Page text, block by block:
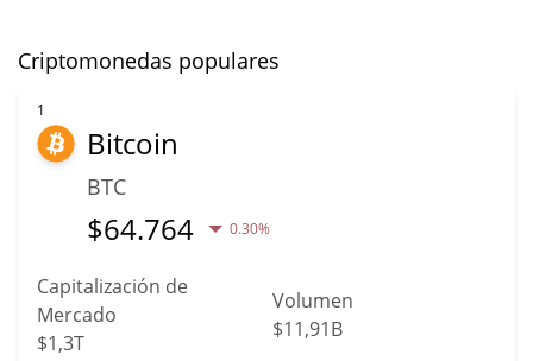
Criptomonedas populares
1
Bitcoin
BTC
$64.764 0.30%
Capitalización de
Mercado
$1,3T
Volumen
$11,91B